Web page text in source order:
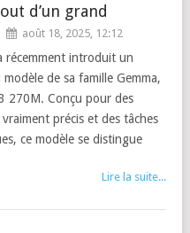
d’un grand
août 18, 2025, 12:12
récemment introduit un
de sa famille Gemma,
270M. Conçu pour des
précis et des tâches
ce modèle se distingue
Lire la suite...